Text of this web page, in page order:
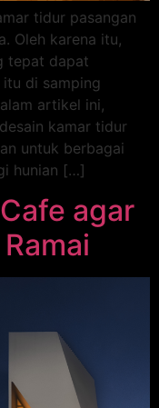
tidur pasangan
Oleh karena itu,
tepat dapat
di samping
artikel ini,
kamar tidur
untuk berbagai
hunian […]
agar